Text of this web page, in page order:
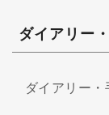
ダイアリー
ダイアリー・